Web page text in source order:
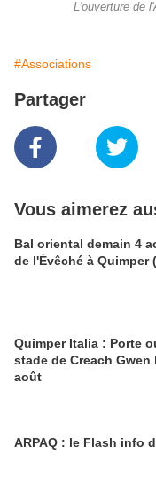
L'ouverture de
#Associations
Partager
Vous aimerez
Bal oriental demain 4
de l'Évêché à Quimper
Quimper Italia : Porte
stade de Creach Gwen le
août
ARPAQ : le Flash info